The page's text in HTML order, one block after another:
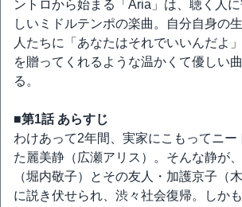
ントロから始まる「Aria」は、聴く人
しいミドルテンポの楽曲。自分自身の
人たちに「あなたはそれでいいんだよ
を贈ってくれるような温かくて優しい
る。
■第1話 あらすじ
わけあって2年間、実家にこもってニー
た麗美静（広瀬アリス）。そんな静が
（堀内敬子）とその友人・加護京子（
に説き伏せられ、渋々社会復帰。しか